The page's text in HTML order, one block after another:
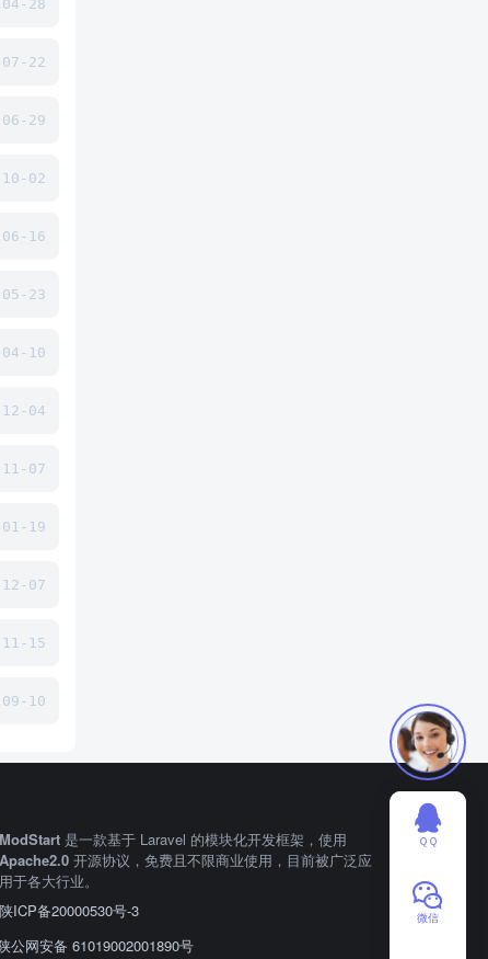
28
22
29
02
16
23
10
04
07
19
07
15
10
ModStart 是一款基于 Laravel 的模块化开发框架，使用
Apache2.0 开源协议，免费且不限商业使用，目前被广泛应
用于各大行业。
陕ICP备20000530号-3
公网安备 61019002001890号
ＱＱ
微信